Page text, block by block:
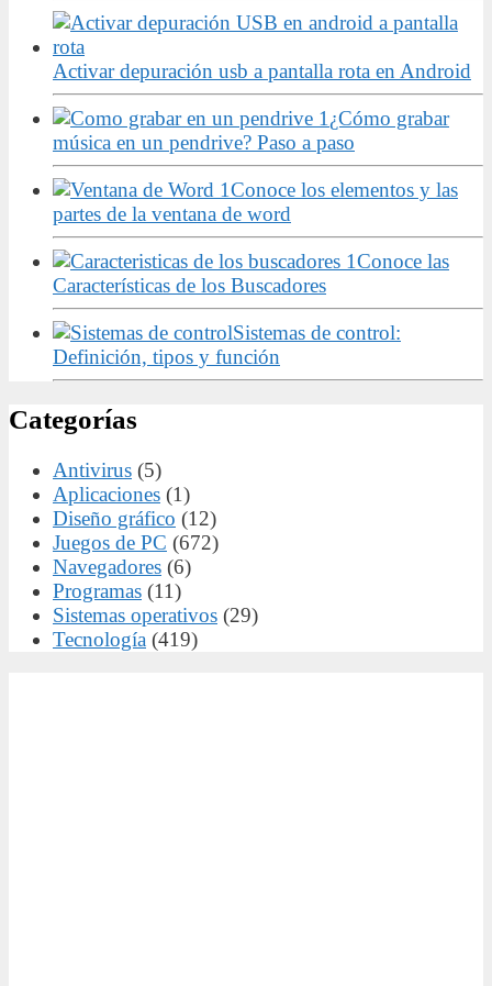
Activar depuración usb a pantalla rota en Android
¿Cómo grabar
música en un pendrive? Paso a paso
Conoce los elementos y las
partes de la ventana de word
Conoce las
Características de los Buscadores
Sistemas de control:
Definición, tipos y función
Categorías
Antivirus (5)
Aplicaciones (1)
Diseño gráfico (12)
Juegos de PC (672)
Navegadores (6)
Programas (11)
Sistemas operativos (29)
Tecnología (419)